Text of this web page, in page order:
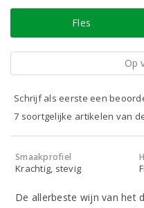
Fles
Op
Schrijf als eerste een
7 soortgelijke artikelen van
Smaakprofiel
Krachtig, stevig
De allerbeste wijn van het